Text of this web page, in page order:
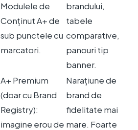
Modulele de
Conținut A+ de
sub punctele cu
marcatori.
brandului,
tabele
comparative,
panouri tip
banner.
A+ Premium
(doar cu Brand
Registry):
imagine erou de
Narațiune de
brand de
fidelitate mai
mare. Foarte